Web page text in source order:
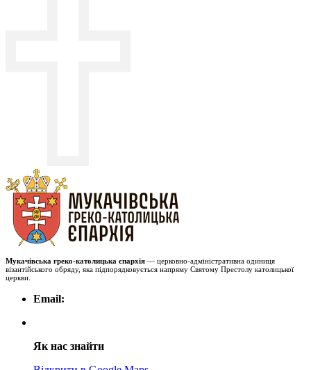
Мукачівська греко-католицька єпархія — церковно-адміністративна одиниця
візантійського обряду, яка підпорядковується напряму Святому Престолу католицької
церкви.
Email:
Як нас знайти